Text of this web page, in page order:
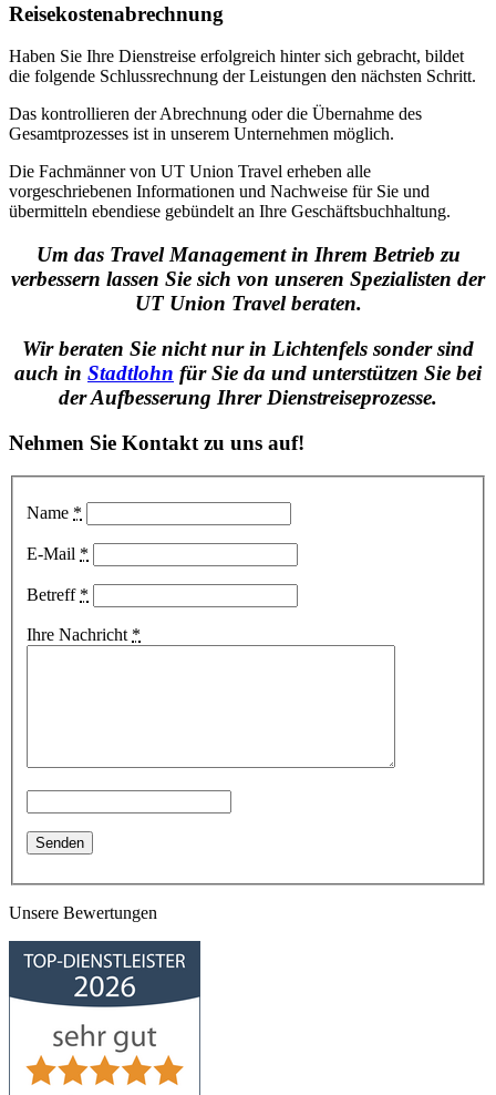
Reisekostenabrechnung
Haben Sie Ihre Dienstreise erfolgreich hinter sich gebracht, bildet
die folgende Schlussrechnung der Leistungen den nächsten Schritt.
Das kontrollieren der Abrechnung oder die Übernahme des
Gesamtprozesses ist in unserem Unternehmen möglich.
Die Fachmänner von UT Union Travel erheben alle
vorgeschriebenen Informationen und Nachweise für Sie und
übermitteln ebendiese gebündelt an Ihre Geschäftsbuchhaltung.
Um das Travel Management in Ihrem Betrieb zu
verbessern lassen Sie sich von unseren Spezialisten der
UT Union Travel beraten.
Wir beraten Sie nicht nur in Lichtenfels sonder sind
auch in Stadtlohn für Sie da und unterstützen Sie bei
der Aufbesserung Ihrer Dienstreiseprozesse.
Nehmen Sie Kontakt zu uns auf!
Name *
E-Mail *
Betreff *
Ihre Nachricht *
Unsere Bewertungen